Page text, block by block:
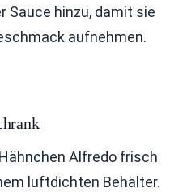
Sauce hinzu, damit sie
aufnehmen.
Alfredo frisch
luftdichten Behälter.